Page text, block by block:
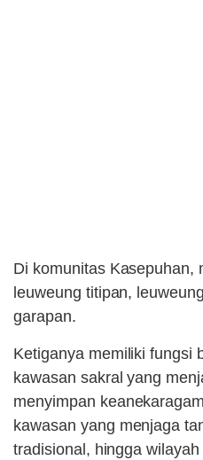
Di komunitas Kasepuhan,
leuweung titipan,
garapan.
Ketiganya memiliki fungsi
kawasan sakral yang
menyimpan
kawasan yang menjaga
tradisional, hingga